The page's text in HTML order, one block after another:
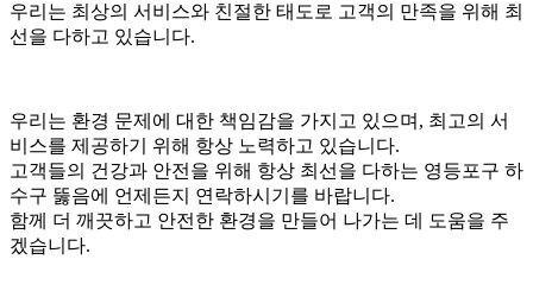
우리는 최상의 서비스와 친절한 태도로 고객의 만족을 위해 최
선을 다하고 있습니다.
우리는 환경 문제에 대한 책임감을 가지고 있으며, 최고의 서
비스를 제공하기 위해 항상 노력하고 있습니다.
고객들의 건강과 안전을 위해 항상 최선을 다하는 영등포구 하
수구 뚫음에 언제든지 연락하시기를 바랍니다.
함께 더 깨끗하고 안전한 환경을 만들어 나가는 데 도움을 주
겠습니다.